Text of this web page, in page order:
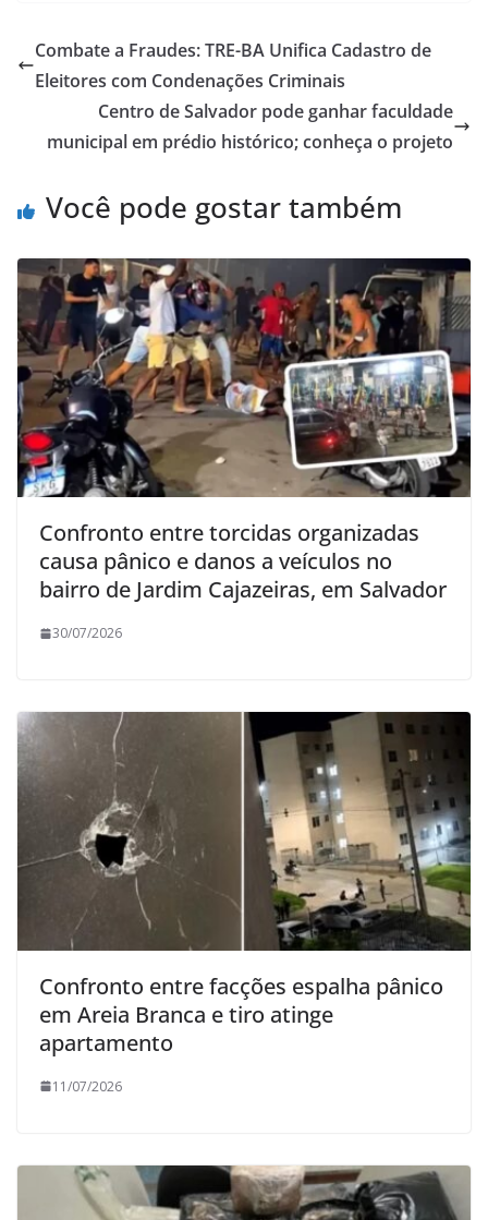
Combate a Fraudes: TRE-BA Unifica Cadastro de
Eleitores com Condenações Criminais
Centro de Salvador pode ganhar faculdade
municipal em prédio histórico; conheça o projeto
Você pode gostar também
Confronto entre torcidas organizadas
causa pânico e danos a veículos no
bairro de Jardim Cajazeiras, em Salvador
30/07/2026
Confronto entre facções espalha pânico
em Areia Branca e tiro atinge
apartamento
11/07/2026